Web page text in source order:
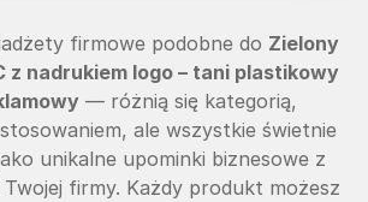
firmowe podobne do Zielony
z nadrukiem logo – tani plastikowy
— różnią się kategorią,
ale wszystkie świetnie
unikalne upominki biznesowe z
firmy. Każdy produkt możesz